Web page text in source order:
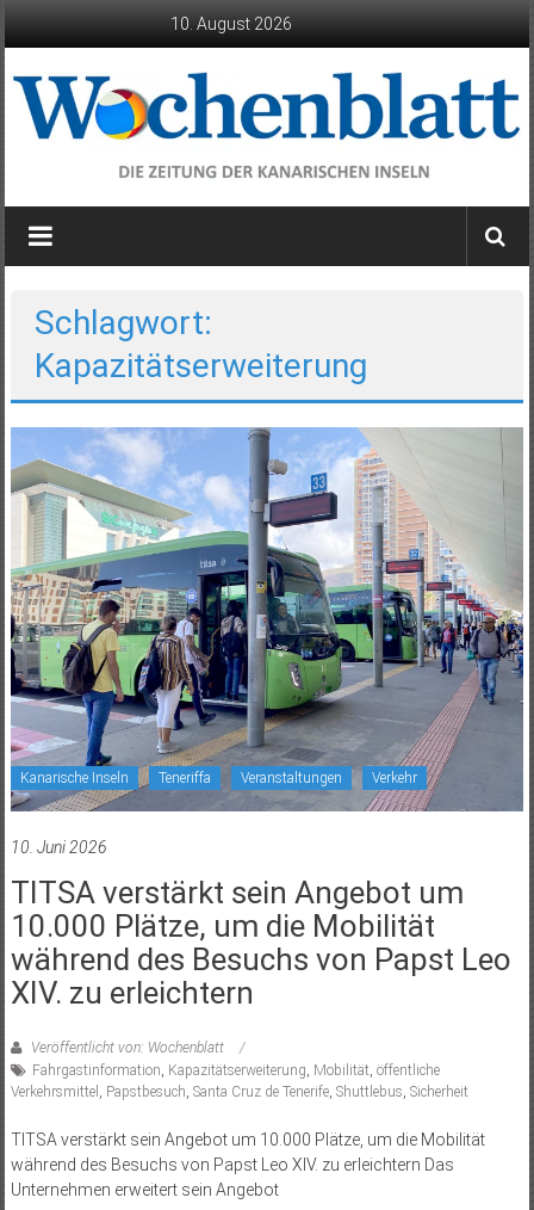
10. August 2026
Wochenblatt
die
Kanarischen
Inseln
Schlagwort:
Kapazitätserweiterung
Kanarische Inseln Teneriffa Veranstaltungen Verkehr
10. Juni 2026
TITSA verstärkt sein Angebot um
10.000 Plätze, um die Mobilität
während des Besuchs von Papst Leo
XIV. zu erleichtern
Veröffentlicht von: Wochenblatt
Fahrgastinformation, Kapazitätserweiterung, Mobilität, öffentliche
Verkehrsmittel , Papstbesuch, Santa Cruz de Tenerife, Shuttlebus, Sicherheit
TITSA verstärkt sein Angebot um 10.000 Plätze, um die Mobilität
während des Besuchs von Papst Leo XIV. zu erleichtern Das
Unternehmen erweitert sein Angebot